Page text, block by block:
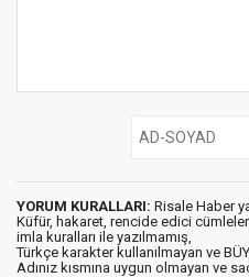
YORUM KURALLARI: Risale Haber
Küfür, hakaret, rencide edici
imla kuralları ile yazılmamış,
Türkçe karakter kullanılmayan ve
Adınız kısmına uygun olmayan ve